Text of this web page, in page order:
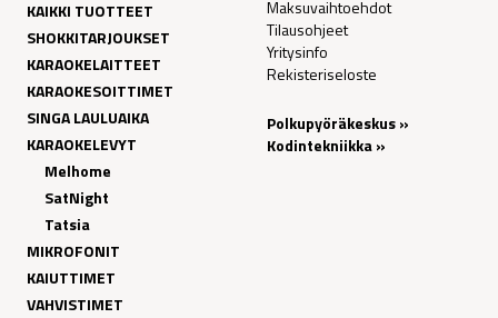
KAIKKI TUOTTEET
SHOKKITARJOUKSET
KARAOKELAITTEET
KARAOKESOITTIMET
SINGA LAULUAIKA
KARAOKELEVYT
Melhome
SatNight
Tatsia
MIKROFONIT
KAIUTTIMET
VAHVISTIMET
Maksuvaihtoehdot
Tilausohjeet
Yritysinfo
Rekisteriseloste
Polkupyöräkeskus »
Kodintekniikka »